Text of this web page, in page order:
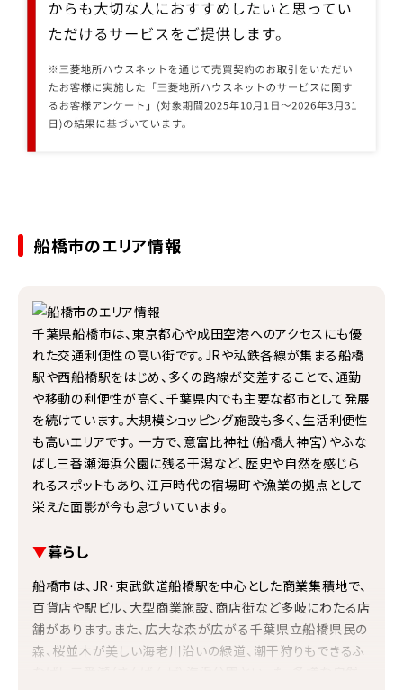
船橋市のエリア情報
千葉県船橋市は、東京都心や成田空港へのアクセスにも優
れた交通利便性の高い街です。JRや私鉄各線が集まる船橋
駅や西船橋駅をはじめ、多くの路線が交差することで、通勤
や移動の利便性が高く、千葉県内でも主要な都市として発展
を続けています。大規模ショッピング施設も多く、生活利便性
も高いエリアです。 一方で、意富比神社（船橋大神宮）やふな
ばし三番瀬海浜公園に残る干潟など、歴史や自然を感じら
れるスポットもあり、江戸時代の宿場町や漁業の拠点として
栄えた面影が今も息づいています。
▼暮らし
船橋市は、JR・東武鉄道船橋駅を中心とした商業集積地で、
百貨店や駅ビル、大型商業施設、商店街など多岐にわたる店
舗があります。また、広大な森が広がる千葉県立船橋県民の
森、桜並木が美しい海老川沿いの緑道、潮干狩りもできるふ